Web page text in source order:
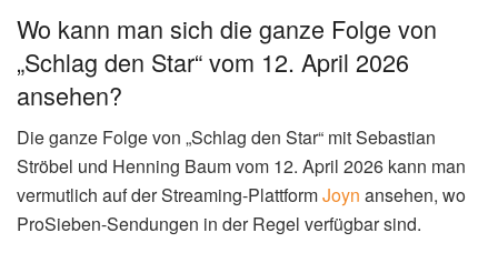
Wo kann man sich die ganze Folge von
„Schlag den Star“ vom 12. April 2026
ansehen?
Die ganze Folge von „Schlag den Star“ mit Sebastian
Ströbel und Henning Baum vom 12. April 2026 kann man
vermutlich auf der Streaming-PlattformJoyn ansehen, wo
ProSieben-Sendungen in der Regel verfügbar sind.